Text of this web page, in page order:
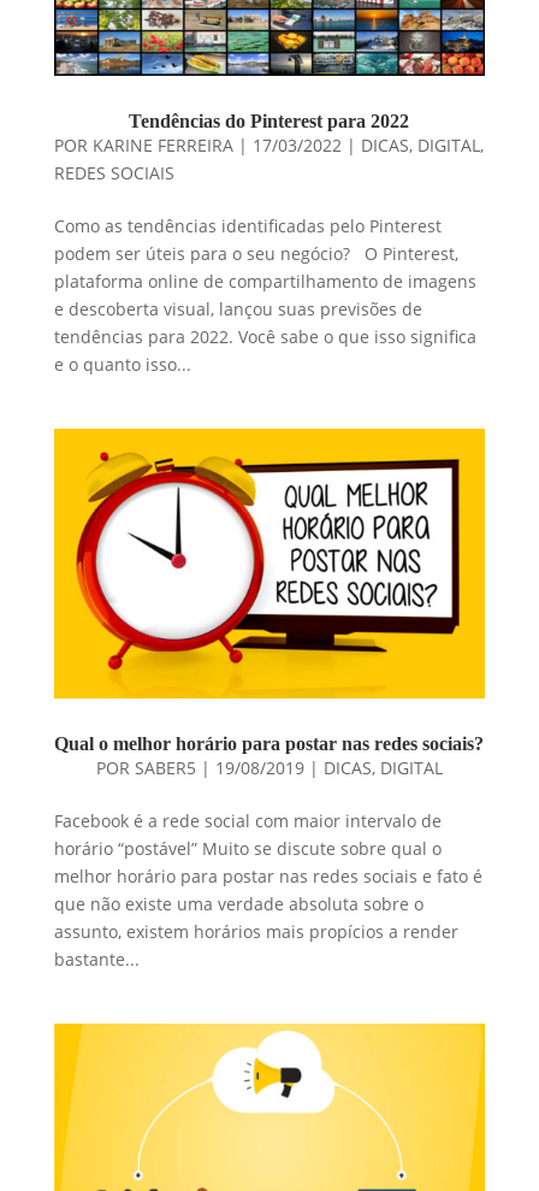
Tendências do Pinterest para 2022
POR KARINE FERREIRA| 17/03/2022| DICAS, DIGITAL,
REDES SOCIAIS
Como as tendências identificadas pelo Pinterest
podem ser úteis para o seu negócio? O Pinterest,
plataforma online de compartilhamento de imagens
e descoberta visual, lançou suas previsões de
tendências para 2022. Você sabe o que isso significa
e o quanto isso...
Qual o melhor horário para postar nas redes sociais?
POR SABER5 | 19/08/2019| DICAS, DIGITAL
Facebook é a rede social com maior intervalo de
horário “postável” Muito se discute sobre qual o
melhor horário para postar nas redes sociais e fato é
que não existe uma verdade absoluta sobre o
assunto, existem horários mais propícios a render
bastante...